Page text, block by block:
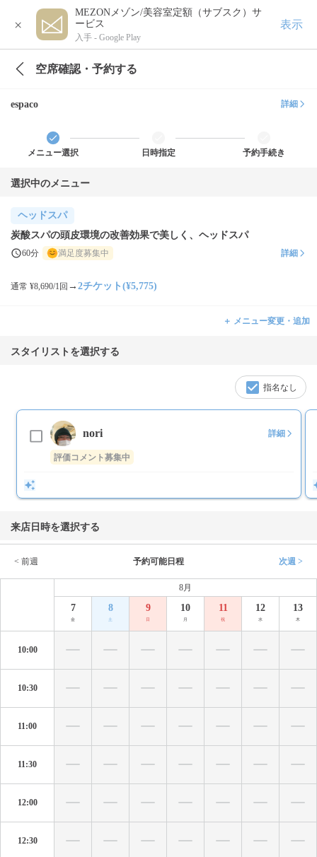
×
MEZONメゾン/美容室定額（サブスク）サ
ービス
入手 - Google Play
表示
空席確認・予約する
espaco 詳細
メニュー選択 日時指定 予約手続き
選択中のメニュー
ヘッドスパ
炭酸スパの頭皮環境の改善効果で美しく、ヘッドスパ
60分 満足度募集中 詳細
通常 ¥8,690/1回 → 2チケット(¥5,775)
＋ メニュー変更・追加
スタイリストを選択する
指名なし
nori 詳細
評価コメント募集中
来店日時を選択する
< 前週 予約可能日程 次週 >
8月
7
金
8
土
9
日
10
月
11
祝
12
水
13
木
10:00
10:30
11:00
11:30
12:00
12:30